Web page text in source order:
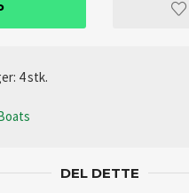
4 stk.
DEL DETTE